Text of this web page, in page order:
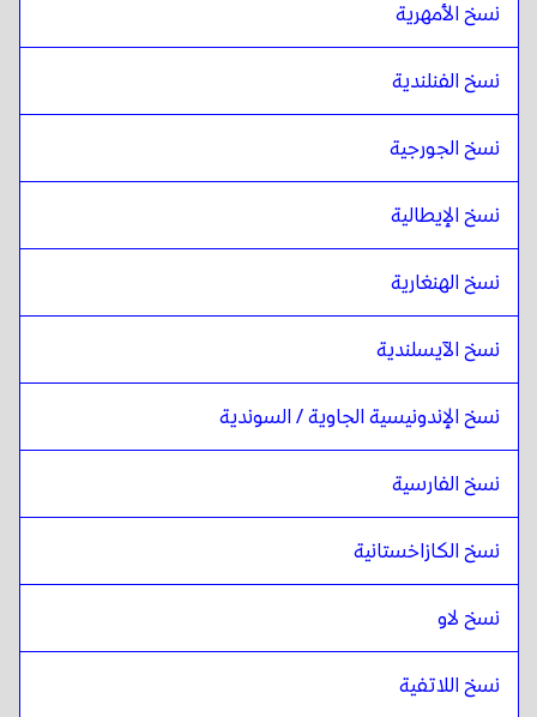
نسخ الأمهرية
نسخ الفنلندية
نسخ الجورجية
نسخ الإيطالية
نسخ الهنغارية
نسخ الآيسلندية
نسخ الإندونيسية الجاوية / السوندية
نسخ الفارسية
نسخ الكازاخستانية
نسخ لاو
نسخ اللاتفية